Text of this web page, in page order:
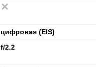
цифровая (EIS)
f/2.2